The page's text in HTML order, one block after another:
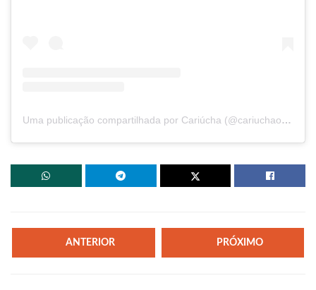
Uma publicação compartilhada por Cariúcha (@cariuchaoficial)
ANTERIOR PRÓXIMO